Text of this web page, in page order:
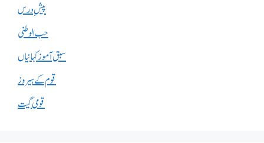
پیشِ درس
حب الوطنی
سبق آموز کہانیاں
قوم کے ہیروز
قومی گیت